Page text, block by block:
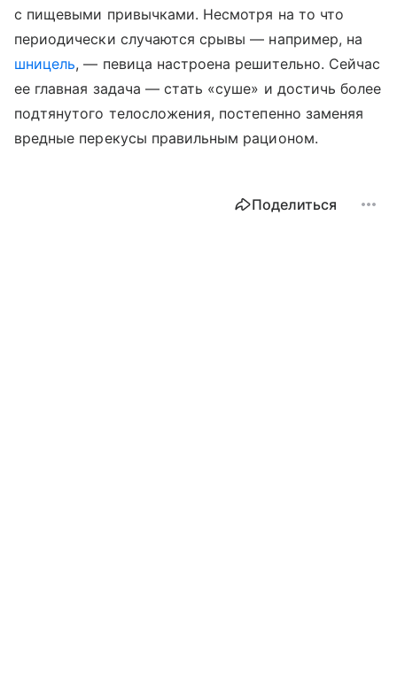
с пищевыми привычками. Несмотря на то что
периодически случаются срывы — например, на
шницель, — певица настроена решительно. Сейчас
ее главная задача — стать «суше» и достичь более
подтянутого телосложения, постепенно заменяя
вредные перекусы правильным рационом.
Поделиться